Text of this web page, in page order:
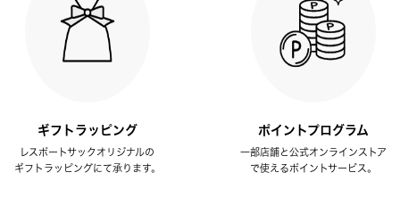
ギフトラッピング
レスポートサックオリジナルの
ギフトラッピングにて承ります。
ポイントプログラム
一部店舗と公式オンラインストア
で使えるポイントサービス。